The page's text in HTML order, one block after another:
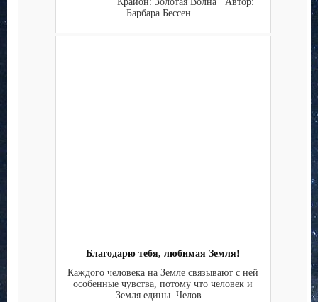
Барбара Бессен...
Благодарю тебя, любимая Земля!
Каждого человека на Земле связывают с ней
особенные чувства, потому что человек и
Земля едины. Челов...